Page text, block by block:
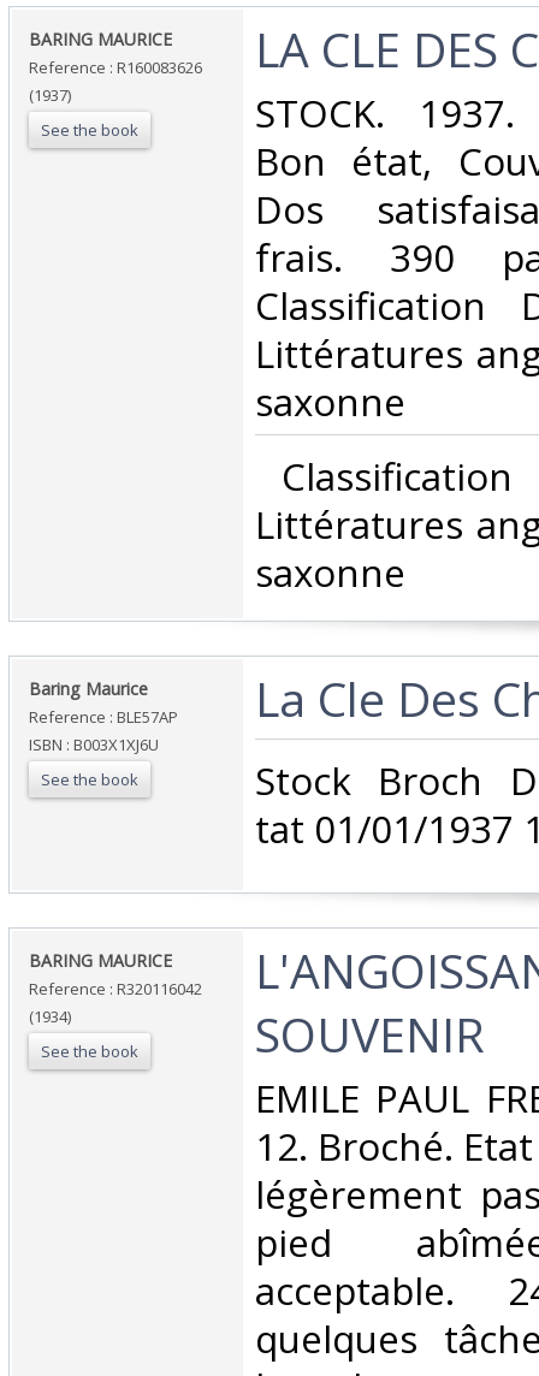
‎BARING MAURICE‎
Reference : R160083626
(1937)
See the book
‎LA CLE DES
‎STOCK.
Bon état,
Dos
frais. 390
Classification
Littératures
saxonne‎
Littératures
saxonne‎
‎Baring Maurice‎
Reference : BLE57AP
ISBN : B003X1XJ6U
See the book
‎La Cle Des
‎Stock Broch
tat 01/01/1937
‎BARING MAURICE‎
Reference : R320116042
(1934)
See the book
SOUVENIR‎
‎EMILE PAUL
12. Broché.
légèrement
pied
acceptable.
quelques